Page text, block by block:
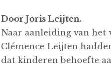
Door Joris Leijten.
Naar aanleiding van het
Clémence Leijten
dat kinderen behoefte